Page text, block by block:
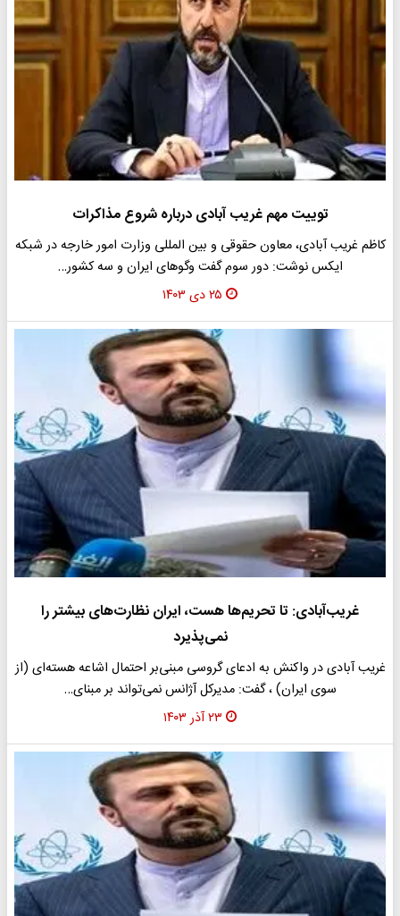
توییت مهم غریب آبادی درباره شروع مذاکرات
کاظم غریب آبادی، معاون حقوقی و بین المللی وزارت امور خارجه در شبکه
ایکس نوشت: دور سوم گفت وگوهای ایران و سه کشور…
۲۵ دی ۱۴۰۳
غریب‌آبادی: تا تحریم‌ها هست، ایران نظارت‌های بیشتر را
نمی‌پذیرد
غریب آبادی در واکنش به ادعای گروسی مبنی‌بر احتمال اشاعه هسته‌ای (از
سوی ایران) ، گفت: مدیرکل آژانس نمی‌تواند بر مبنای…
۲۳ آذر ۱۴۰۳